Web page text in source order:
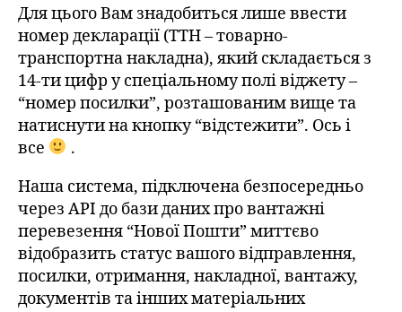
Для цього Вам знадобиться лише ввести
номер декларації (ТТН – товарно-
транспортна накладна), який складається з
14-ти цифр у спеціальному полі віджету –
“номер посилки”, розташованим вище та
натиснути на кнопку “відстежити”. Ось і
все
.
Наша система, підключена безпосередньо
через API до бази даних про вантажні
перевезення “Нової Пошти” миттєво
відобразить статус вашого відправлення,
посилки, отримання, накладної, вантажу,
документів та інших матеріальних